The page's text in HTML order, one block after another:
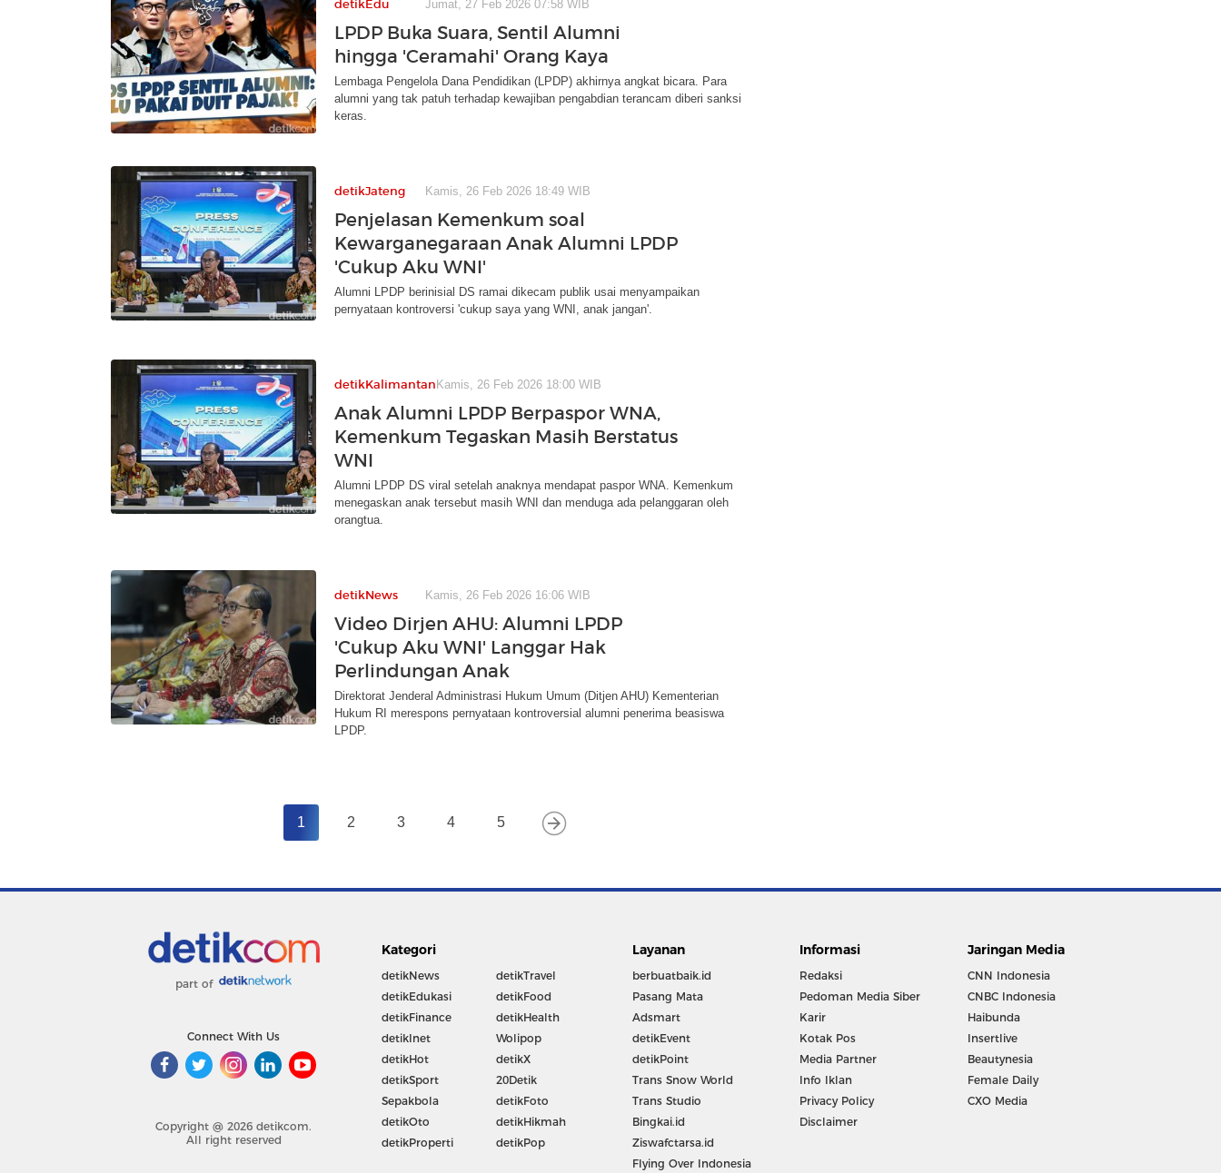
detikEdu Jumat, 27 Feb 2026 07:58 WIB
LPDP Buka Suara, Sentil Alumni
hingga 'Ceramahi' Orang Kaya
Lembaga Pengelola Dana Pendidikan (LPDP) akhirnya angkat bicara. Para
alumni yang tak patuh terhadap kewajiban pengabdian terancam diberi sanksi
keras.
detikJateng Kamis, 26 Feb 2026 18:49 WIB
Penjelasan Kemenkum soal
Kewarganegaraan Anak Alumni LPDP
'Cukup Aku WNI'
Alumni LPDP berinisial DS ramai dikecam publik usai menyampaikan
pernyataan kontroversi 'cukup saya yang WNI, anak jangan'.
detikKalimantan Kamis, 26 Feb 2026 18:00 WIB
Anak Alumni LPDP Berpaspor WNA,
Kemenkum Tegaskan Masih Berstatus
WNI
Alumni LPDP DS viral setelah anaknya mendapat paspor WNA. Kemenkum
menegaskan anak tersebut masih WNI dan menduga ada pelanggaran oleh
orangtua.
detikNews Kamis, 26 Feb 2026 16:06 WIB
Video Dirjen AHU: Alumni LPDP
'Cukup Aku WNI' Langgar Hak
Perlindungan Anak
Direktorat Jenderal Administrasi Hukum Umum (Ditjen AHU) Kementerian
Hukum RI merespons pernyataan kontroversial alumni penerima beasiswa
LPDP.
1 2 3 4 5
part of
Connect With Us
Copyright @ 2026 detikcom.
All right reserved
Kategori
detikNews
detikEdukasi
detikFinance
detikInet
detikHot
detikSport
Sepakbola
detikOto
detikProperti
detikTravel
detikFood
detikHealth
Wolipop
detikX
20Detik
detikFoto
detikHikmah
detikPop
Layanan
berbuatbaik.id
Pasang Mata
Adsmart
detikEvent
detikPoint
Trans Snow World
Trans Studio
Bingkai.id
Ziswafctarsa.id
Flying Over Indonesia
Informasi
Redaksi
Pedoman Media Siber
Karir
Kotak Pos
Media Partner
Info Iklan
Privacy Policy
Disclaimer
Jaringan Media
CNN Indonesia
CNBC Indonesia
Haibunda
Insertlive
Beautynesia
Female Daily
CXO Media